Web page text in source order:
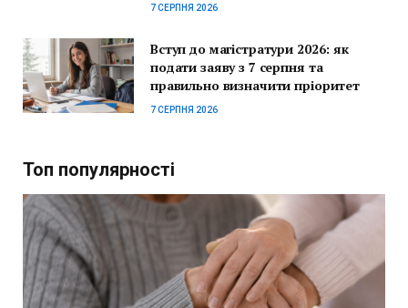
7 СЕРПНЯ 2026
Вступ до магістратури 2026: як
подати заяву з 7 серпня та
правильно визначити пріоритет
7 СЕРПНЯ 2026
Топ популярності